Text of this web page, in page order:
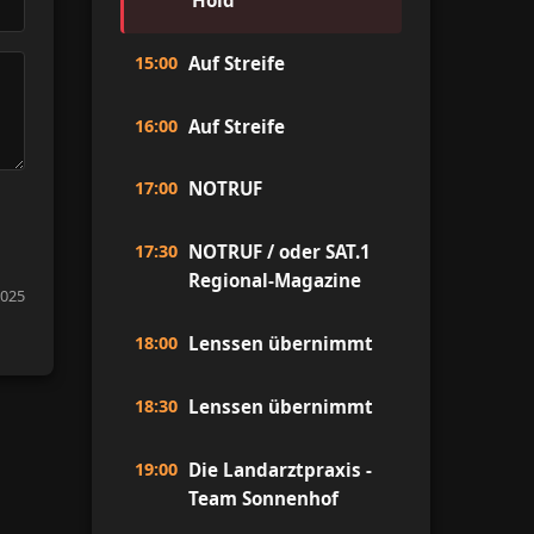
15:00 Auf Streife
16:00 Auf Streife
17:00 NOTRUF
17:30 NOTRUF / oder SAT.1
Regional-Magazine
18:00 Lenssen übernimmt
18:30 Lenssen übernimmt
19:00 Die Landarztpraxis -
Team Sonnenhof